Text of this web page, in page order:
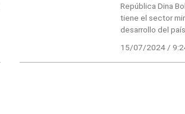
República Dina
tiene el sector
desarrollo del país.
15/07/2024 /